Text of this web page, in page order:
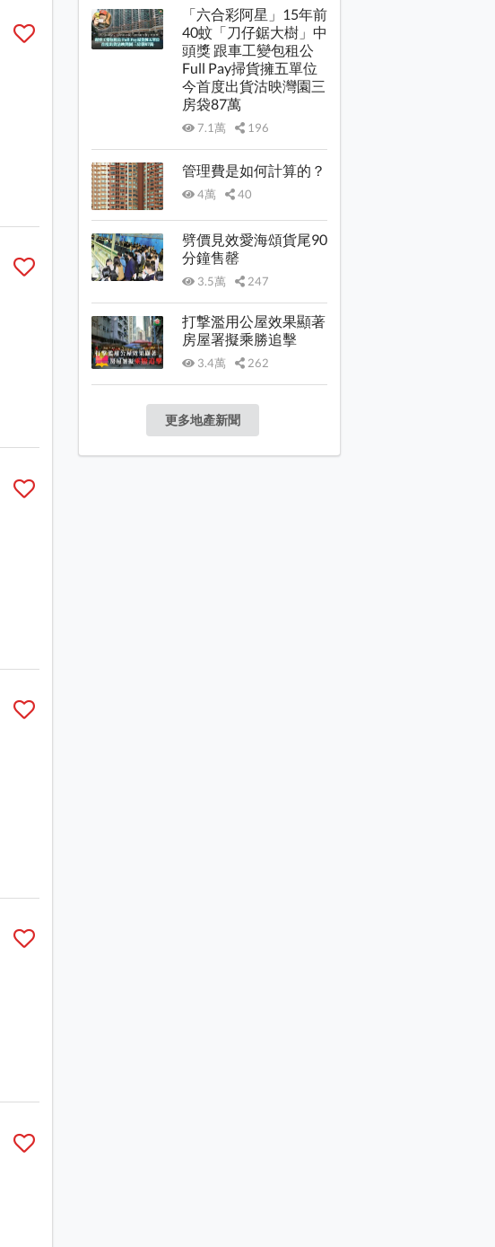
「六合彩阿星」15年前
40蚊「刀仔鋸大樹」中
頭獎 跟車工變包租公
Full Pay掃貨擁五單位
今首度出貨沽映灣園三
房袋87萬
7.1萬 196
管理費是如何計算的？
4萬 40
劈價見效愛海頌貨尾90
分鐘售罄
3.5萬 247
打撃濫用公屋效果顯著
房屋署擬乘勝追擊
3.4萬 262
更多地產新聞